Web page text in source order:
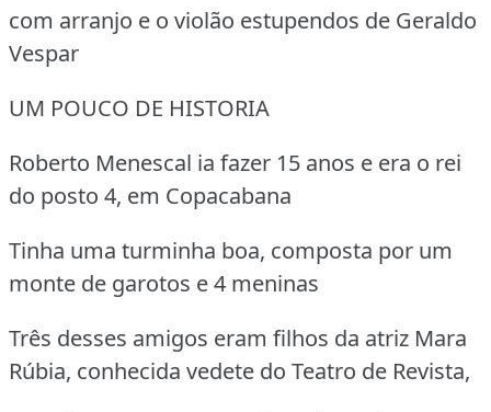
com arranjo e o violão estupendos de Geraldo
Vespar
UM POUCO DE HISTORIA
Roberto Menescal ia fazer 15 anos e era o rei
do posto 4, em Copacabana
Tinha uma turminha boa, composta por um
monte de garotos e 4 meninas
Três desses amigos eram filhos da atriz Mara
Rúbia, conhecida vedete do Teatro de Revista,